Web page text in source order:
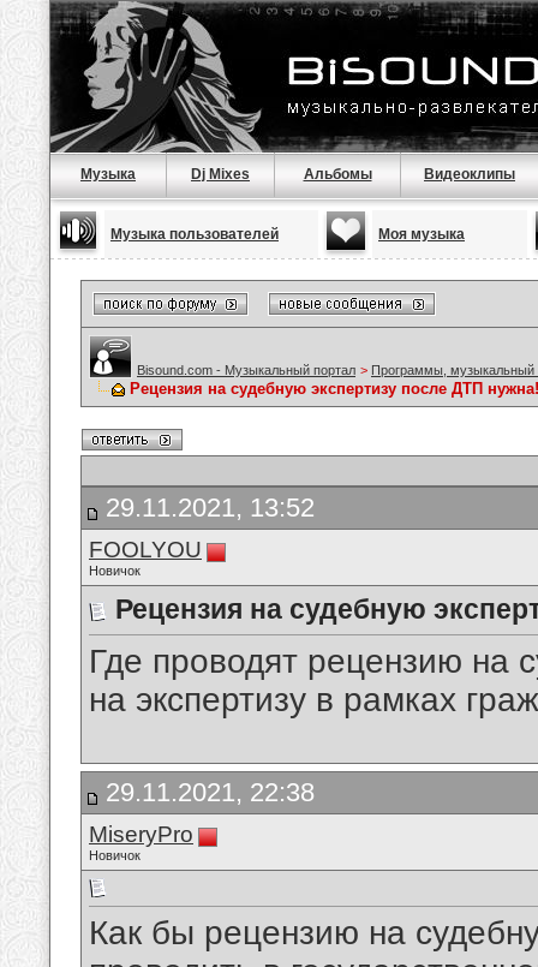
Музыка Dj Mixes Альбомы Видеоклипы
Музыка пользователей Моя музыка
Bisound.com - Музыкальный портал > Программы, музыкальный
Рецензия на судебную экспертизу после ДТП нужна!
29.11.2021, 13:52
FOOLYOU
Новичок
Рецензия на судебную
Где проводят рецензию на
на экспертизу в рамках
29.11.2021, 22:38
MiseryPro
Новичок
Как бы рецензию на